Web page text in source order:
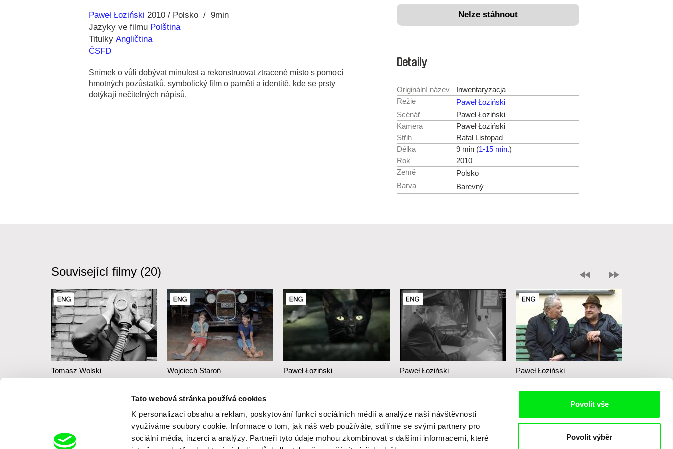
Tato webová stránka používá cookies
K personalizaci obsahu a reklam, poskytování funkcí sociálních médií a analýze naší návštěvnosti
využíváme soubory cookie. Informace o tom, jak náš web používáte, sdílíme se svými partnery pro
sociální média, inzerci a analýzy. Partneři tyto údaje mohou zkombinovat s dalšími informacemi, které
Povolit vše
Povolit výběr
Režie
Paweł Łoziński
Rok 2010 Polsko
9min
Jazyky ve filmu Polština
Titulky Angličtina
ČSFD
Snímek o vůli dobývat minulost a rekonstruovat ztracené místo s pomocí
hmotných pozůstatků, symbolický film o paměti a identitě, kde se prsty
dotýkají nečitelných nápisů.
Nelze stáhnout
Detaily
Originální název
Inwentaryzacja
Režie
Paweł Łoziński
Scénář
Paweł Łoziński
Kamera
Paweł Łoziński
Střih
Rafał Listopad
Délka
9 min (1-15 min.)
Rok
2010
Země
Polsko
Barva
Barevný
Související filmy (20)
Tomasz Wolski Wojciech Staroń Paweł Łoziński Paweł Łoziński Paweł Łoziński